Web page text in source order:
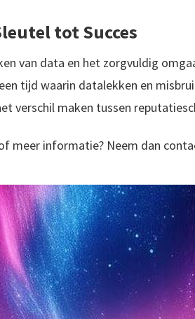
tot Succes
van data en het zorgvuldig
tijd waarin datalekken en
verschil maken tussen
meer informatie? Neem dan